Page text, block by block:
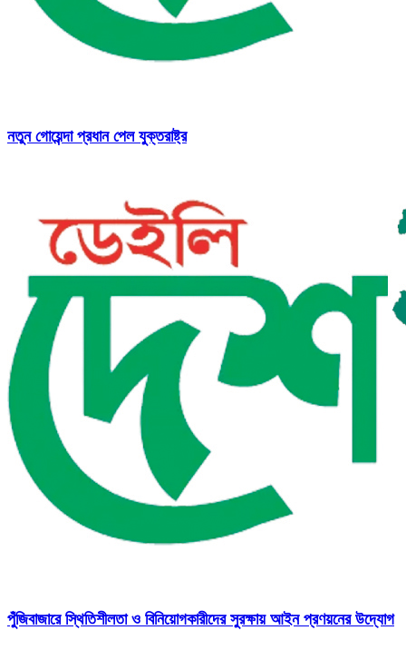
নতুন গোয়েন্দা প্রধান পেল যুক্তরাষ্ট্র
পুঁজিবাজারে স্থিতিশীলতা ও বিনিয়োগকারীদের সুরক্ষায় আইন প্রণয়নের উদ্যোগ